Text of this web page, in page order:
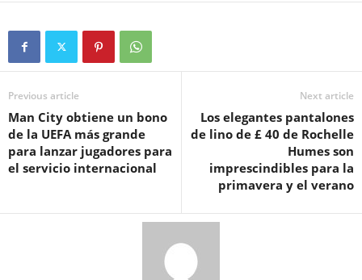
Previous article
Man City obtiene un bono
de la UEFA más grande
para lanzar jugadores para
el servicio internacional
Next article
Los elegantes pantalones
de lino de £ 40 de Rochelle
Humes son
imprescindibles para la
primavera y el verano